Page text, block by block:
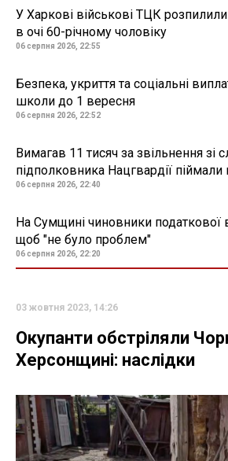
У Харкові військові ТЦК розпилили
в очі 60-річному чоловіку
06 серпня 2026, 22:55
Безпека, укриття та соціальні
школи до 1 вересня
06 серпня 2026, 22:52
Вимагав 11 тисяч за звільнення зі
підполковника Нацгвардії піймали
06 серпня 2026, 22:40
На Сумщині чиновники податкової
щоб "не було проблем"
06 серпня 2026, 22:20
03 жовтня 2023, 14:26
Окупанти обстріляли
Херсонщині: наслідки